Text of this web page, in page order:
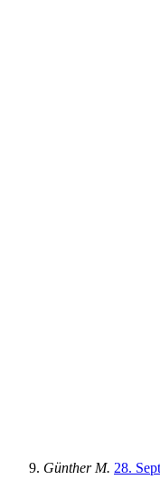
Günther M. 28.